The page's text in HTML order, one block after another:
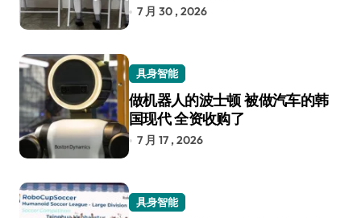
7 月 30 , 2026
具身智能
做机器人的波士顿 被做汽车的韩
国现代 全资收购了
7 月 17 , 2026
具身智能